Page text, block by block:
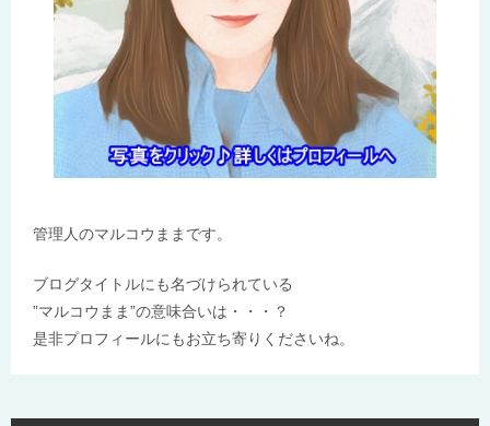
管理人のマルコウままです。
ブログタイトルにも名づけられている
”マルコウまま”の意味合いは・・・？
是非プロフィールにもお立ち寄りくださいね。